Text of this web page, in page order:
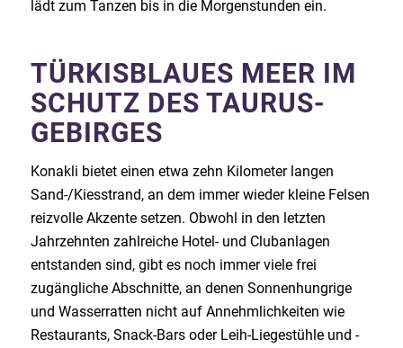
lädt zum Tanzen bis in die Morgenstunden ein.
TÜRKISBLAUES MEER IM
SCHUTZ DES TAURUS-
GEBIRGES
Konakli bietet einen etwa zehn Kilometer langen
Sand-/Kiesstrand, an dem immer wieder kleine Felsen
reizvolle Akzente setzen. Obwohl in den letzten
Jahrzehnten zahlreiche Hotel- und Clubanlagen
entstanden sind, gibt es noch immer viele frei
zugängliche Abschnitte, an denen Sonnenhungrige
und Wasserratten nicht auf Annehmlichkeiten wie
Restaurants, Snack-Bars oder Leih-Liegestühle und -